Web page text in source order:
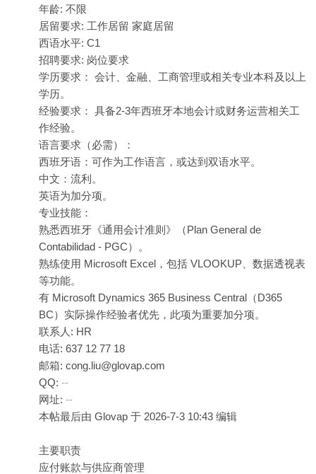
年龄: 不限
居留要求: 工作居留 家庭居留
西语水平: C1
招聘要求: 岗位要求
学历要求： 会计、金融、工商管理或相关专业本科及以上
学历。
经验要求： 具备2-3年西班牙本地会计或财务运营相关工
作经验。
语言要求（必需）：
西班牙语：可作为工作语言，或达到双语水平。
中文：流利。
英语为加分项。
专业技能：
熟悉西班牙《通用会计准则》（Plan General de
Contabilidad - PGC）。
熟练使用 Microsoft Excel，包括 VLOOKUP、数据透视表
等功能。
有 Microsoft Dynamics 365 Business Central（D365
BC）实际操作经验者优先，此项为重要加分项。
联系人: HR
电话: 637 12 77 18
邮箱: cong.liu@glovap.com
QQ: --
网址: --
本帖最后由 Glovap 于 2026-7-3 10:43 编辑
主要职责
应付账款与供应商管理